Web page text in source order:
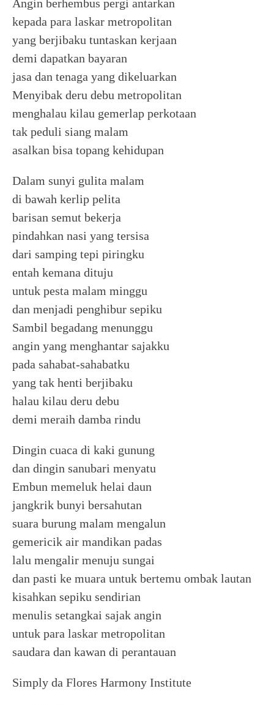
Angin berhembus pergi antarkan
kepada para laskar metropolitan
yang berjibaku tuntaskan kerjaan
demi dapatkan bayaran
jasa dan tenaga yang dikeluarkan
Menyibak deru debu metropolitan
menghalau kilau gemerlap perkotaan
tak peduli siang malam
asalkan bisa topang kehidupan
Dalam sunyi gulita malam
di bawah kerlip pelita
barisan semut bekerja
pindahkan nasi yang tersisa
dari samping tepi piringku
entah kemana dituju
untuk pesta malam minggu
dan menjadi penghibur sepiku
Sambil begadang menunggu
angin yang menghantar sajakku
pada sahabat-sahabatku
yang tak henti berjibaku
halau kilau deru debu
demi meraih damba rindu
Dingin cuaca di kaki gunung
dan dingin sanubari menyatu
Embun memeluk helai daun
jangkrik bunyi bersahutan
suara burung malam mengalun
gemericik air mandikan padas
lalu mengalir menuju sungai
dan pasti ke muara untuk bertemu ombak lautan
kisahkan sepiku sendirian
menulis setangkai sajak angin
untuk para laskar metropolitan
saudara dan kawan di perantauan
Simply da Flores Harmony Institute